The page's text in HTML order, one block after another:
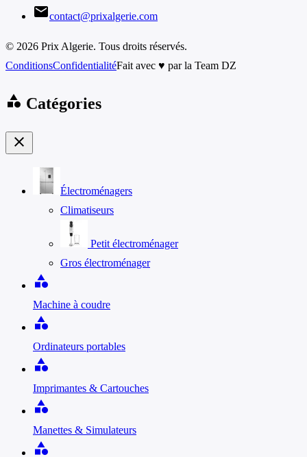
emailcontact@prixalgerie.com
© 2026 Prix Algerie. Tous droits réservés.
ConditionsConfidentialitéFait avec ♥ par la Team DZ
category Catégories
close
Électroménagers
Climatiseurs
Petit électroménager
Gros électroménager
category
Machine à coudre
category
Ordinateurs portables
category
Imprimantes & Cartouches
category
Manettes & Simulateurs
category